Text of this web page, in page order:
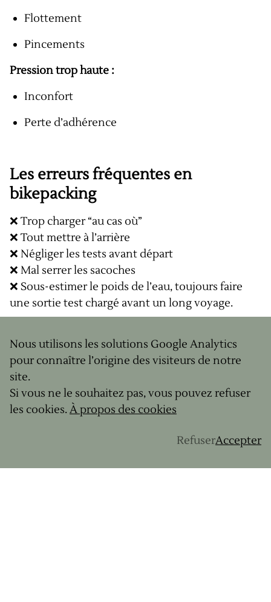
Nous utilisons les solutions Google Analytics
pour connaître l’origine des visiteurs de notre
site.
Si vous ne le souhaitez pas, vous pouvez refuser
les cookies.À propos des cookies
RefuserAccepter
Flottement
Pincements
Pression trop haute :
Inconfort
Perte d’adhérence
Les erreurs fréquentes en
bikepacking
❌ Trop charger “au cas où”
❌ Tout mettre à l’arrière
❌ Négliger les tests avant départ
❌ Mal serrer les sacoches
❌ Sous-estimer le poids de l’eau, toujours faire
une sortie test chargé avant un long voyage.